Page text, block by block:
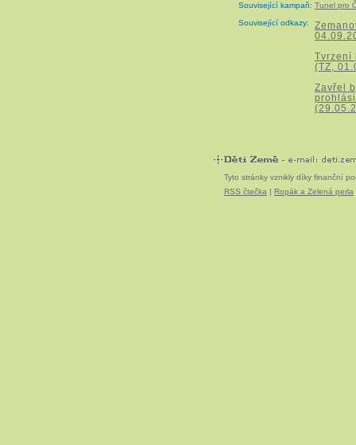
Související kampaň: Tunel pro
Související odkazy:
Tvrzení
(TZ,
Zavřel
Tyto stránky vznikly díky finanční
RSS čtečka | Ropák a Zelená perla